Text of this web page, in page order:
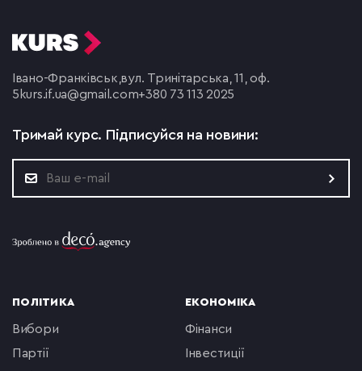
Івано-Франківськ,вул. Тринітарська, 11, оф.
5 kurs.if.ua@gmail.com+380 73 113 2025
Тримай курс. Підписуйся на новини:
ПОЛІТИКА
вибори
партії
ЕКОНОМІКА
фінанси
інвестиції